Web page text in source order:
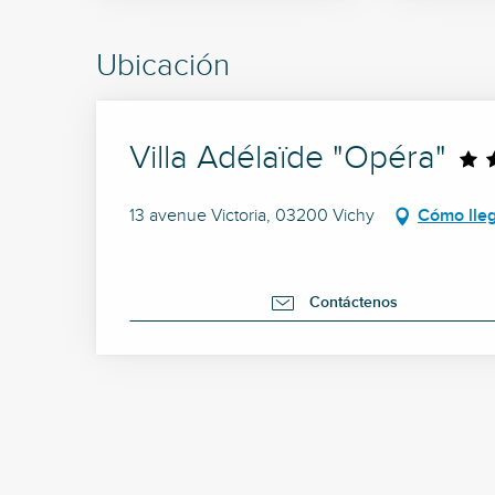
Ubicación
Villa Adélaïde "Opéra"
13 avenue Victoria, 03200 Vichy Cómo
Contáctenos